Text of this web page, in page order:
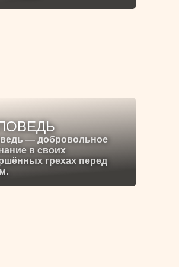
— добровольное
в своих
грехах перед